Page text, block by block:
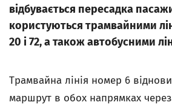
відбувається пересадка
користуються трамвайними
20 і 72, а також автобусними
Трамвайна лінія номер 6
маршрут в обох напрямках